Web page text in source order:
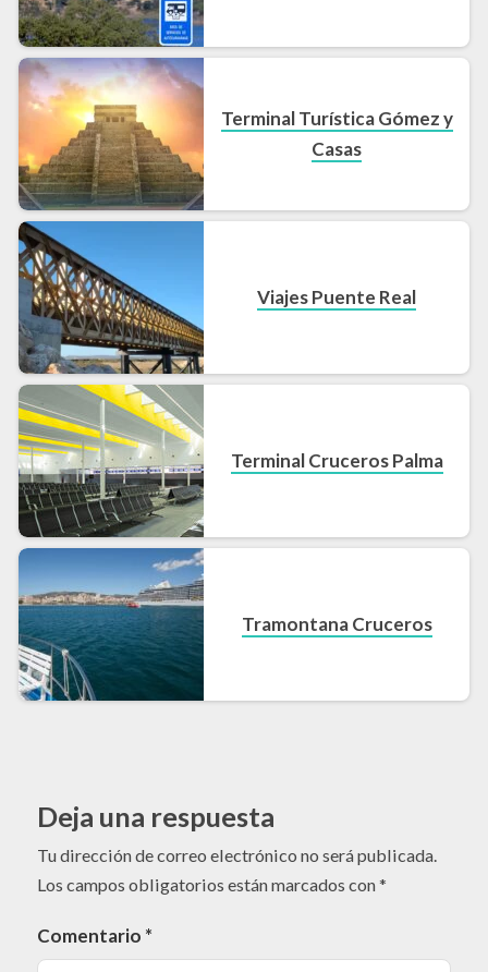
Terminal Turística Gómez y
Casas
Viajes Puente Real
Terminal Cruceros Palma
Tramontana Cruceros
Deja una respuesta
Tu dirección de correo electrónico no será publicada.
Los campos obligatorios están marcados con*
Comentario *